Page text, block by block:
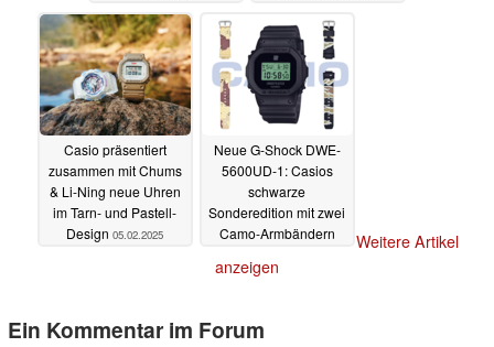
Casio präsentiert
zusammen mit Chums
& Li-Ning neue Uhren
im Tarn- und Pastell-
Design 05.02.2025
Neue G-Shock DWE-
5600UD-1: Casios
schwarze
Sonderedition mit zwei
Camo-Armbändern
Weitere Artikel
anzeigen
Ein Kommentar im Forum